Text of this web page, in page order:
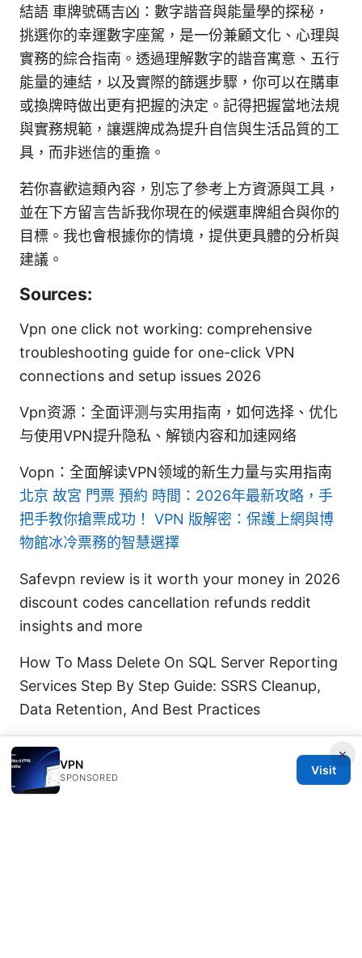
結語 車牌號碼吉凶：數字諧音與能量學的探秘，
挑選你的幸運數字座駕，是一份兼顧文化、心理與
實務的綜合指南。透過理解數字的諧音寓意、五行
能量的連結，以及實際的篩選步驟，你可以在購車
或換牌時做出更有把握的決定。記得把握當地法規
與實務規範，讓選牌成為提升自信與生活品質的工
具，而非迷信的重擔。
若你喜歡這類內容，別忘了參考上方資源與工具，
並在下方留言告訴我你現在的候選車牌組合與你的
目標。我也會根據你的情境，提供更具體的分析與
建議。
Sources:
Vpn one click not working: comprehensive
troubleshooting guide for one-click VPN
connections and setup issues 2026
Vpn资源：全面评测与实用指南，如何选择、优化
与使用VPN提升隐私、解锁内容和加速网络
Vopn：全面解读VPN领域的新生力量与实用指南
北京 故宮 門票 預約 時間：2026年最新攻略，手
把手教你搶票成功！ VPN 版解密：保護上網與博
物館冰冷票務的智慧選擇
Safevpn review is it worth your money in 2026
discount codes cancellation refunds reddit
insights and more
How To Mass Delete On SQL Server Reporting
Services Step By Step Guide: SSRS Cleanup,
Data Retention, And Best Practices
×
VPN
SPONSORED
Visit